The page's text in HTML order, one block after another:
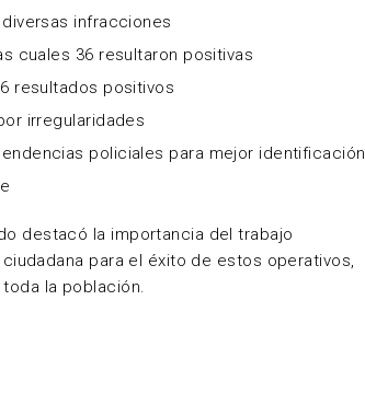
infracciones
cuales 36 resultaron positivas
resultados positivos
irregularidades
policiales para mejor identificación
destacó la importancia del trabajo
para el éxito de estos operativos,
la población.